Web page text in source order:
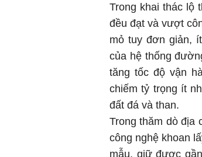
Trong khai thác lộ
đều đạt và vượt
mỏ tuy đơn giản,
của hệ thống
tăng tốc độ vận
chiếm tỷ trọng ít
đất đá và than.
Trong thăm dò địa
công nghệ khoan
mẫu, giữ được